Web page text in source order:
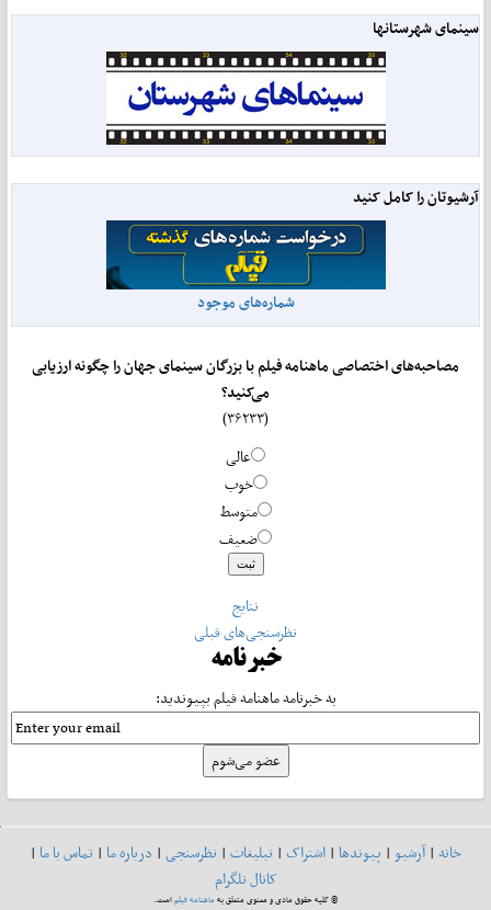
سینمای شهرستانها
آرشیوتان را کامل کنید
شماره‌های موجود
مصاحبه‌های اختصاصی ماهنامه فیلم با بزرگان سینمای جهان را چگونه ارزیابی
می‌کنید؟
عالی
خوب
متوسط
ضعیف
نتایج
نظرسنجی‌های قبلی
خبرنامه
به خبرنامه ماهنامه فیلم بپیوندید:
خانه|آرشیو| پیوندها| اشتراک| تبلیغات| نظرسنجی| درباره ما| تماس با ما|
کانال تلگرام
© کلیه حقوق مادی و معنوی متعلق بهماهنامه فیلماست.